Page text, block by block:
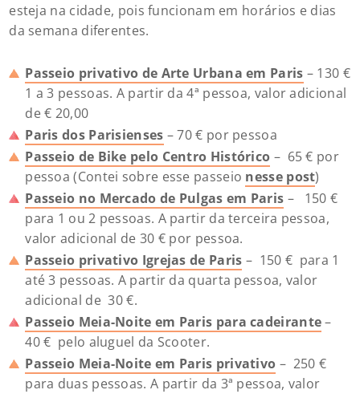
esteja na cidade, pois funcionam em horários e dias
da semana diferentes.
Passeio privativo de Arte Urbana em Paris – 130 €
1 a 3 pessoas. A partir da 4ª pessoa, valor adicional
de € 20,00
Paris dos Parisienses – 70 € por pessoa
Passeio de Bike pelo Centro Histórico – 65 € por
pessoa (Contei sobre esse passeio nesse post)
Passeio no Mercado de Pulgas em Paris – 150 €
para 1 ou 2 pessoas. A partir da terceira pessoa,
valor adicional de 30 € por pessoa.
Passeio privativo Igrejas de Paris – 150 € para 1
até 3 pessoas. A partir da quarta pessoa, valor
adicional de 30 €.
Passeio Meia-Noite em Paris para cadeirante–
40 € pelo aluguel da Scooter.
Passeio Meia-Noite em Paris privativo – 250 €
para duas pessoas. A partir da 3ª pessoa, valor